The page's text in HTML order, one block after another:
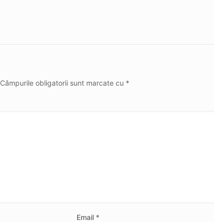
Câmpurile obligatorii sunt marcate cu *
Email *